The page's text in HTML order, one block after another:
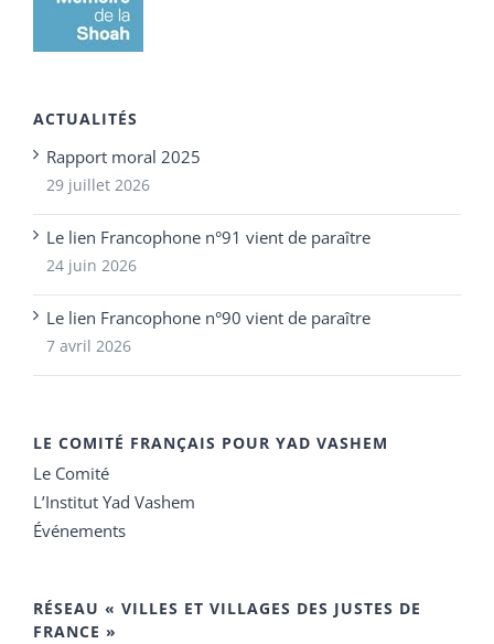
ACTUALITÉS
Rapport moral 2025
29 juillet 2026
Le lien Francophone n°91 vient de paraître
24 juin 2026
Le lien Francophone n°90 vient de paraître
7 avril 2026
LE COMITÉ FRANÇAIS POUR YAD VASHEM
Le Comité
L’Institut Yad Vashem
Événements
RÉSEAU « VILLES ET VILLAGES DES JUSTES DE
FRANCE »